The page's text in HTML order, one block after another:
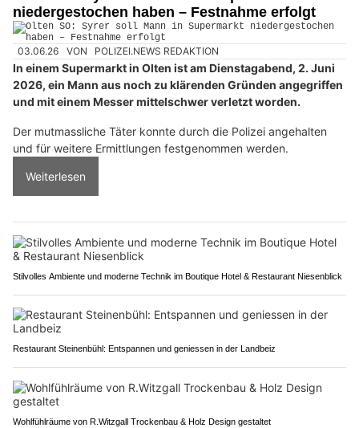
niedergestochen haben – Festnahme erfolgt
03.06.26 VON POLIZEI.NEWS REDAKTION
In einem Supermarkt in Olten ist am Dienstagabend, 2. Juni
2026, ein Mann aus noch zu klärenden Gründen angegriffen
und mit einem Messer mittelschwer verletzt worden.
Der mutmassliche Täter konnte durch die Polizei angehalten
und für weitere Ermittlungen festgenommen werden.
Weiterlesen
Stilvolles Ambiente und moderne Technik im Boutique Hotel & Restaurant Niesenblick
Restaurant Steinenbühl: Entspannen und geniessen in der Landbeiz
Wohlfühlräume von R.Witzgall Trockenbau & Holz Design gestaltet